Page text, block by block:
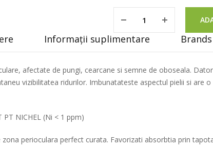
Informații suplimentare
afectate de pungi, cearcane si semne de oboseala.
vizibilitatea ridurilor. Imbunatateste aspectul pielii si are
PT NICHEL (Ni < 1 ppm)
perioculara perfect curata. Favorizati absorbtia prin